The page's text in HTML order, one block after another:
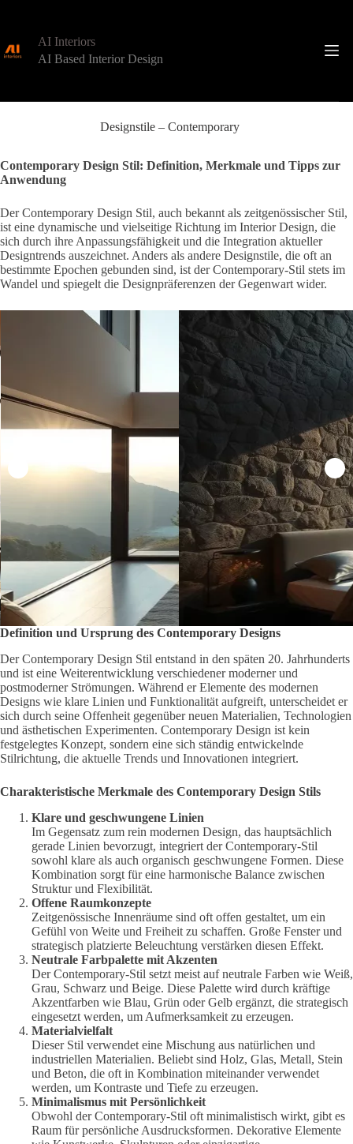
springen
AI Interiors
AI Based Interior Design
Designstile – Contemporary
Contemporary Design Stil: Definition, Merkmale und Tipps zur
Anwendung
Der Contemporary Design Stil, auch bekannt als zeitgenössischer Stil,
ist eine dynamische und vielseitige Richtung im Interior Design, die
sich durch ihre Anpassungsfähigkeit und die Integration aktueller
Designtrends auszeichnet. Anders als andere Designstile, die oft an
bestimmte Epochen gebunden sind, ist der Contemporary-Stil stets im
Wandel und spiegelt die Designpräferenzen der Gegenwart wider.
Definition und Ursprung des Contemporary Designs
Der Contemporary Design Stil entstand in den späten 20. Jahrhunderts
und ist eine Weiterentwicklung verschiedener moderner und
postmoderner Strömungen. Während er Elemente des modernen
Designs wie klare Linien und Funktionalität aufgreift, unterscheidet er
sich durch seine Offenheit gegenüber neuen Materialien, Technologien
und ästhetischen Experimenten. Contemporary Design ist kein
festgelegtes Konzept, sondern eine sich ständig entwickelnde
Stilrichtung, die aktuelle Trends und Innovationen integriert.
Charakteristische Merkmale des Contemporary Design Stils
Klare und geschwungene Linien
Im Gegensatz zum rein modernen Design, das hauptsächlich
gerade Linien bevorzugt, integriert der Contemporary-Stil
sowohl klare als auch organisch geschwungene Formen. Diese
Kombination sorgt für eine harmonische Balance zwischen
Struktur und Flexibilität.
Offene Raumkonzepte
Zeitgenössische Innenräume sind oft offen gestaltet, um ein
Gefühl von Weite und Freiheit zu schaffen. Große Fenster und
strategisch platzierte Beleuchtung verstärken diesen Effekt.
Neutrale Farbpalette mit Akzenten
Der Contemporary-Stil setzt meist auf neutrale Farben wie Weiß,
Grau, Schwarz und Beige. Diese Palette wird durch kräftige
Akzentfarben wie Blau, Grün oder Gelb ergänzt, die strategisch
eingesetzt werden, um Aufmerksamkeit zu erzeugen.
Materialvielfalt
Dieser Stil verwendet eine Mischung aus natürlichen und
industriellen Materialien. Beliebt sind Holz, Glas, Metall, Stein
und Beton, die oft in Kombination miteinander verwendet
werden, um Kontraste und Tiefe zu erzeugen.
Minimalismus mit Persönlichkeit
Obwohl der Contemporary-Stil oft minimalistisch wirkt, gibt es
Raum für persönliche Ausdrucksformen. Dekorative Elemente